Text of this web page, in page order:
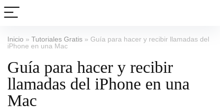
Inicio » Tutoriales Gratis » Guía para hacer y recibir llamadas del
iPhone en una Mac
Guía para hacer y recibir
llamadas del iPhone en una
Mac